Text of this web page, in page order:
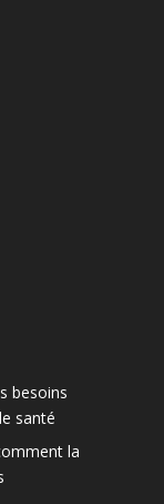
besoins
santé
la